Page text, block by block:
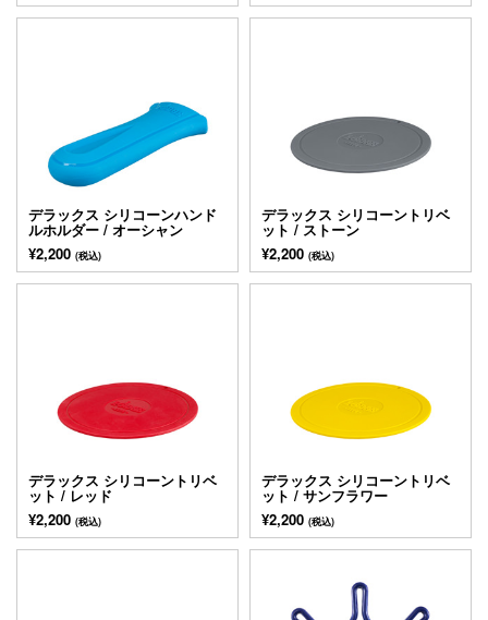
デラックス シリコーンハンド
ルホルダー / オーシャン
¥2,200 (税込)
デラックス シリコーントリベ
ット / ストーン
¥2,200 (税込)
デラックス シリコーントリベ
ット / レッド
¥2,200 (税込)
デラックス シリコーントリベ
ット / サンフラワー
¥2,200 (税込)